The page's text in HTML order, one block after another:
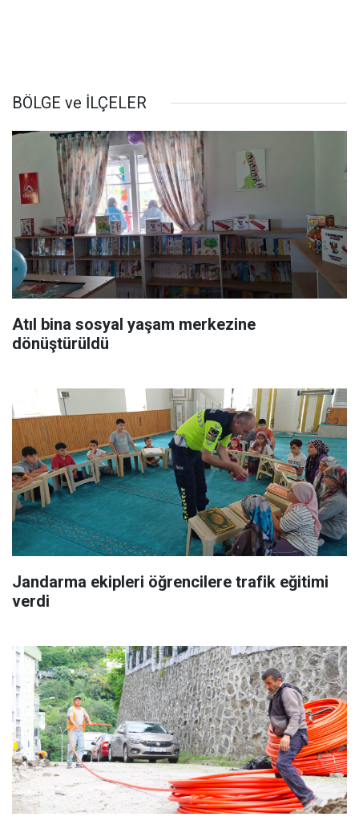
BÖLGE ve İLÇELER
Atıl bina sosyal yaşam merkezine
dönüştürüldü
Jandarma ekipleri öğrencilere trafik eğitimi
verdi